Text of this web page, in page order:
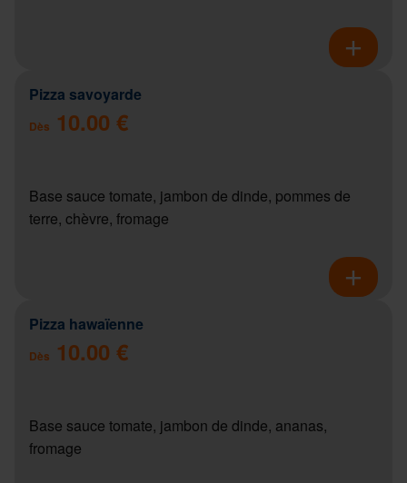
Pizza savoyarde
Dès 10.00 €
Base sauce tomate, jambon de dinde, pommes de
terre, chèvre, fromage
Pizza hawaïenne
Dès 10.00 €
Base sauce tomate, jambon de dinde, ananas,
fromage